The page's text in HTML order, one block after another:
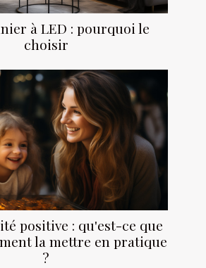
à LED : pourquoi le
choisir
positive : qu'est-ce que
la mettre en pratique
?